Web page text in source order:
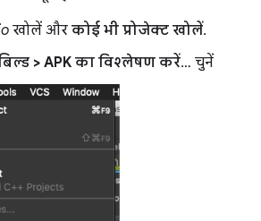
खोलें और कोई भी प्रोजेक्ट खोलें.
> APK का विश्लेषण करें… चुनें